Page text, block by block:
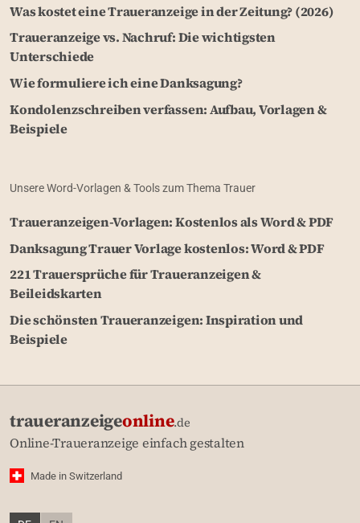
Was kostet eine Traueranzeige in der Zeitung? (2026)
Traueranzeige vs. Nachruf: Die wichtigsten
Unterschiede
Wie formuliere ich eine Danksagung?
Kondolenzschreiben verfassen: Aufbau, Vorlagen &
Beispiele
Unsere Word-Vorlagen & Tools zum Thema Trauer
Traueranzeigen-Vorlagen: Kostenlos als Word & PDF
Danksagung Trauer Vorlage kostenlos: Word & PDF
221 Trauersprüche für Traueranzeigen &
Beileidskarten
Die schönsten Traueranzeigen: Inspiration und
Beispiele
traueranzeigeonline.de
Online-Traueranzeige einfach gestalten
Made in Switzerland